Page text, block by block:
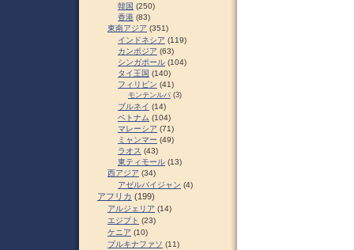
韓国 (250)
香港 (83)
東南アジア (351)
インドネシア (119)
カンボジア (63)
シンガポール (104)
タイ王国 (140)
フィリピン (41)
モンテンルパ (3)
ブルネイ (14)
ベトナム (104)
マレーシア (71)
ミャンマー (49)
ラオス (43)
東ティモール (13)
西アジア (34)
アゼルバイジャン (4)
アフリカ (199)
アルジェリア (14)
エジプト (23)
ケニア (10)
ブルキナファソ (11)